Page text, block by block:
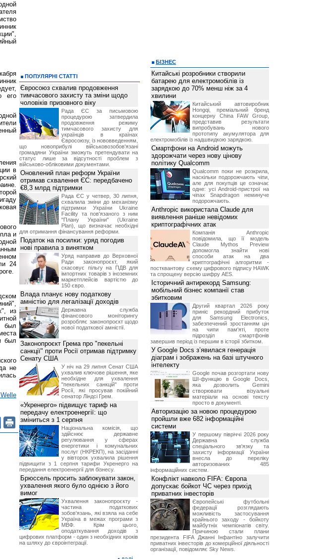
его
в
и
24
из
был
был
не
ПОПУЛЯРНІ СТАТТІ
Євросоюз схвалив продовження
тимчасового захисту та зміни щодо
чоловіків призовного віку
Рада ЄС за письмовою
процедурою затвердила
продовження режиму
тимчасового захисту для
українців в країнах
Євросоюзу, із нововведенням,
що новоприбулі військовозобов'язані
громадяни України зможуть претендувати на
статус лише за відсутності проблем з
військово-обліковими документами.
Оновлений план реформ України
отримав схвалення ЄС: передбачено
€8,3 млрд підтримки
Рада ЄС у четвер, 30 липня,
схвалила зміни до механізму
підтримки України Ukraine
Facility та пов'язаного з ним
"Плану України" (Ukraine
Plan), що визначає необхідні
для отримання фінансування реформи.
Податок на посилки: уряд погодив
нові правила з винятком
Уряд направив до Верховної
Ради законопроєкт, який
скасовує пільгу на ПДВ для
імпортних товарів з іноземних
маркетплейсів вартістю до
150 євро.
Влада планує нову податкову
амністію для легалізації доходів
Державна служба
фінансового моніторингу
розробляє законопроєкт щодо
нової податкової амністії.
Законопроєкт Грема про "пекельні
санкції" проти Росії отримав підтримку
Сенату США
У ніч на 29 липня Сенат США
ухвалив ключове рішення, яке
необхідне для ухвалення
"пекельних санкцій" проти
Росії, які просував покійний
сенатор Ліндсі Грем.
«Укренерго» підвищує тариф на
передачу електроенергії: що
зміниться з 1 серпня
Національна комісія, що
здійснює державне
регулювання у сферах
енергетики і комунальних
послуг (НКРЕКП), на засіданні
у вівторок ухвалила рішення
підвищити з 1 серпня тарифи Укренерго на
передання електроенергії для бізнесу.
Брюссель просить заблокувати закон,
ухвалення якого було однією з його
вимог
Ухвалення законопроєкту -
частина податкових
зобов'язань, які взяла на себе
Україна в межах програми з
МВФ. Крім цього,
оподаткування доходів з
цифрових платформ - один з необхідних кроків
на шляху до євроінтеграції.
БІЗНЕС
Китайські розробники створили
батарею для електромобілів із
зарядкою до 70% менш ніж за 4
хвилини
Китайський автовиробник
Hongqi, преміальний бренд
концерну China FAW Group,
представив результати
випробувань нового
прототипу акумулятора для
електромобілів із надшвидкою зарядкою.
Смартфони на Android можуть
здорожчати через нову цінову
політику Qualcomm
Qualcomm поки не розкрила,
наскільки подорожчають чіпи,
але для покупців це означає
одне: усі Android-пристрої на
чіпах Snapdragon неминуче
подорожчають.
Anthropic використала Claude для
виявлення раніше невідомих
криптографічних атак
Компанія Anthropic
повідомила, що її модель
Claude Mythos Preview
допомогла знайти нові
способи атак на два
криптографічні алгоритми -
постквантову схему цифрового підпису HAWK
та спрощену версію шифру AES.
Історичний антирекорд Samsung:
мобільний бізнес компанії став
збитковим
Другий квартал 2026 року
приніс рекордний прибуток
для Samsung Electronics,
забезпечений зростанням цін
на чипи пам'яті, проте
підрозділ смартфонів
завершив період із першим в історії збитком.
У Google Docs з’явилася генерація
діаграм і зображень на базі штучного
інтелекту
Google почав розгортати нову
ШІ-функцію в Google Docs,
яка дозволить Gemini
створювати візуальні
матеріали на основі тексту
просто в документі.
Авторизацію за новою процедурою
пройшли вже 682 інформаційні
системи
У першому півріччі 2026 року
Державна служба
спеціального зв'язку та
захисту інформації України
внесла до переліку
авторизованих 485
інформаційних систем.
Конфлікт навколо FIFA: Європа
допускає бойкот ЧС через прихід
приватних інвесторів
Європейські футбольні
федерації розглядають
можливість застосування
крайнього заходу - бойкоту
майбутніх чемпіонатів світу.
Причиною стали плани
президента FIFA Джанні Інфантіно залучити
приватних інвесторів до комерційної діяльності
організації, повідомляє Sky News.